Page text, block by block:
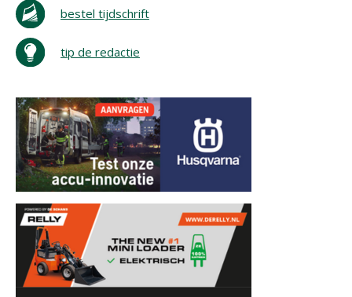
bestel tijdschrift
tip de redactie